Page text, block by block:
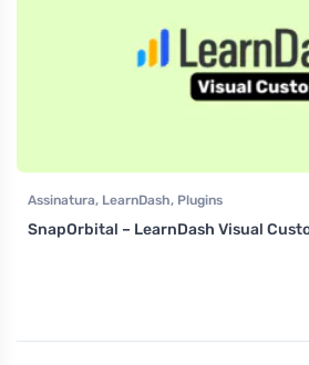
Assinatura, LearnDash, Plugins
SnapOrbital – LearnDash Visual